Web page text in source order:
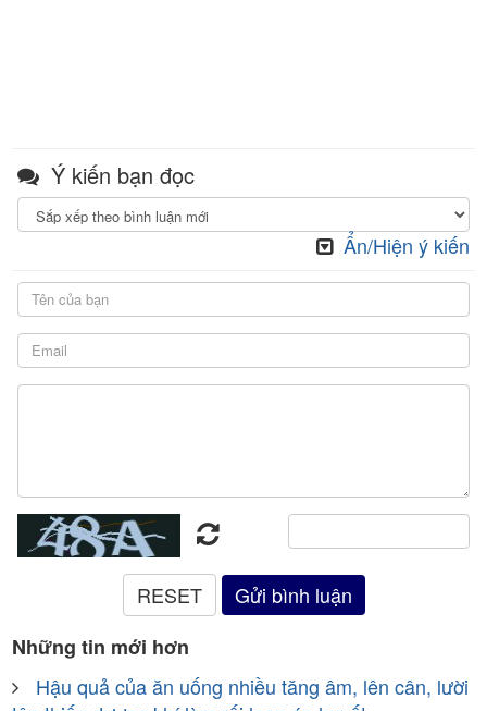
Ý kiến bạn đọc
Ẩn/Hiện ý kiến
Những tin mới hơn
Hậu quả của ăn uống nhiều tăng âm, lên cân, lười